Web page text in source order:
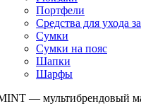
Портфели
Средства для ухода
Сумки
Сумки на пояс
Шапки
Шарфы
— мультибрендовый